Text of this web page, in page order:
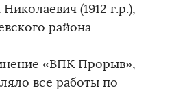
(1912 г.р.),
района
«ВПК Прорыв»,
все работы по